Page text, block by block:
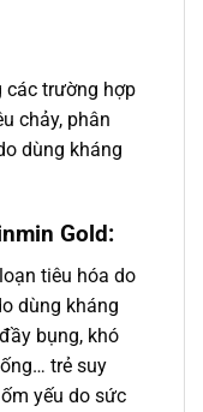
các trường hợp
chảy, phân
dùng kháng
Gold:
tiêu hóa do
dùng kháng
bụng, khó
trẻ suy
yếu do sức